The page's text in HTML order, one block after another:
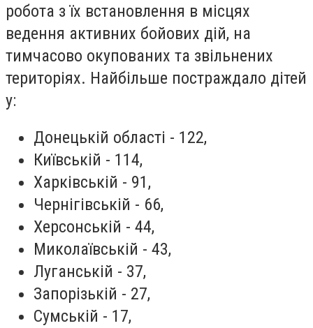
робота з їх встановлення в місцях
ведення активних бойових дій, на
тимчасово окупованих та звільнених
територіях. Найбільше постраждало дітей
у:
Донецькій області - 122,
Київській - 114,
Харківській - 91,
Чернігівській - 66,
Херсонській - 44,
Миколаївській - 43,
Луганській - 37,
Запорізькій - 27,
Сумській - 17,